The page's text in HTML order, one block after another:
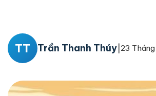
TT Trần Thanh Thúy 23